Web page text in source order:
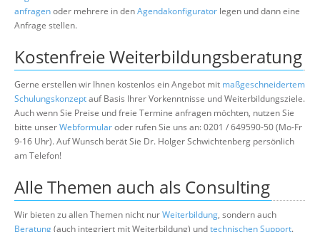
anfragenoder mehrere in denAgendakonfigurator legen und dann eine
Anfrage stellen.
Kostenfreie Weiterbildungsberatung
Gerne erstellen wir Ihnen kostenlos ein Angebot mit maßgeschneidertem
Schulungskonzeptauf Basis Ihrer Vorkenntnisse und Weiterbildungsziele.
Auch wenn Sie Preise und freie Termine anfragen möchten, nutzen Sie
bitte unserWebformularoder rufen Sie uns an: 0201 / 649590-50 (Mo-Fr
9-16 Uhr). Auf Wunsch berät Sie Dr. Holger Schwichtenberg persönlich
am Telefon!
Alle Themen auch als Consulting
Wir bieten zu allen Themen nicht nurWeiterbildung, sondern auch
Beratung(auch integriert mit Weiterbildung) undtechnischen Support.